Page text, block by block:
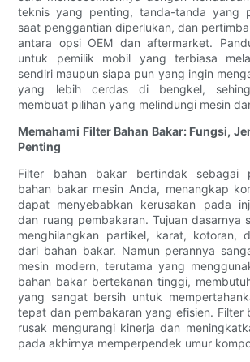
teknis yang penting, tanda-tanda yang
saat penggantian diperlukan, dan
antara opsi OEM dan aftermarket.
untuk pemilik mobil yang terbiasa
sendiri maupun siapa pun yang ingin
yang lebih cerdas di bengkel,
membuat pilihan yang melindungi mesin
Memahami Filter Bahan Bakar: Fungsi,
Penting
Filter bahan bakar bertindak sebagai
bahan bakar mesin Anda, menangkap
dapat menyebabkan kerusakan pada
dan ruang pembakaran. Tujuan dasarnya
menghilangkan partikel, karat, kotoran,
dari bahan bakar. Namun perannya
mesin modern, terutama yang
bahan bakar bertekanan tinggi,
yang sangat bersih untuk
tepat dan pembakaran yang efisien. Filter
rusak mengurangi kinerja dan
pada akhirnya memperpendek umur